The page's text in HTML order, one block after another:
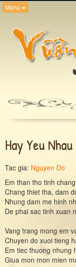
Menu
Hay Yeu
Tac gia: Nguyen Do
Em than tho tinh
Chang thiet tha, dam
Nhung dam me hinh
De phai sac tinh xuan
Vang trang mong em
Chuyen do xuoi tieng
Em tiec thuong nhung
Giua mon mon mien